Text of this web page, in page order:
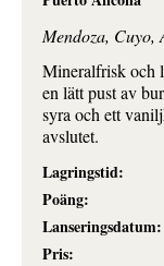
Mendoza, Cuyo,
Mineralfrisk och
en lätt pust av
syra och ett
avslutet.
Lagringstid:
Poäng:
Lanseringsdatum:
Pris: